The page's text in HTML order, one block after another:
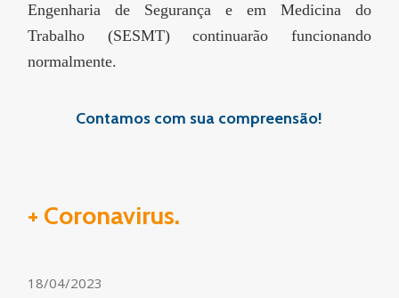
Engenharia de Segurança e em Medicina do
Trabalho (SESMT) continuarão funcionando
normalmente.
Contamos com sua compreensão!
+ Coronavirus.
18/04/2023